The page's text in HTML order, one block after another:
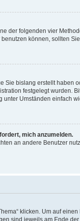
der folgenden vier
können, sollten
bislang erstellt
festgelegt
Umständen einfach
mich anzumelden.
an andere Benutzer
klicken. Um auf
sind jeweils am Ende